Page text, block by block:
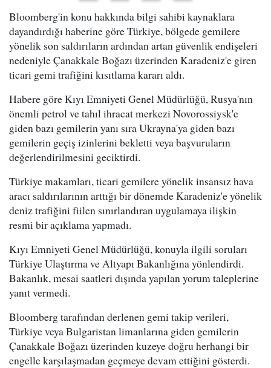
Bloomberg'in konu hakkında bilgi sahibi kaynaklara
dayandırdığı haberine göre Türkiye, bölgede gemilere
yönelik son saldırıların ardından artan güvenlik endişeleri
nedeniyle Çanakkale Boğazı üzerinden Karadeniz'e giren
ticari gemi trafiğini kısıtlama kararı aldı.
Habere göre Kıyı Emniyeti Genel Müdürlüğü, Rusya'nın
önemli petrol ve tahıl ihracat merkezi Novorossiysk'e
giden bazı gemilerin yanı sıra Ukrayna'ya giden bazı
gemilerin geçiş izinlerini bekletti veya başvuruların
değerlendirilmesini geciktirdi.
Türkiye makamları, ticari gemilere yönelik insansız hava
aracı saldırılarının arttığı bir dönemde Karadeniz'e yönelik
deniz trafiğini fiilen sınırlandıran uygulamaya ilişkin
resmi bir açıklama yapmadı.
Kıyı Emniyeti Genel Müdürlüğü, konuyla ilgili soruları
Türkiye Ulaştırma ve Altyapı Bakanlığına yönlendirdi.
Bakanlık, mesai saatleri dışında yapılan yorum taleplerine
yanıt vermedi.
Bloomberg tarafından derlenen gemi takip verileri,
Türkiye veya Bulgaristan limanlarına giden gemilerin
Çanakkale Boğazı üzerinden kuzeye doğru herhangi bir
engelle karşılaşmadan geçmeye devam ettiğini gösterdi.